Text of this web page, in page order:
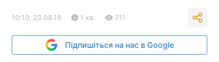
10:10, 23.08.18 1 хв. 711
Підпишіться на нас в Google